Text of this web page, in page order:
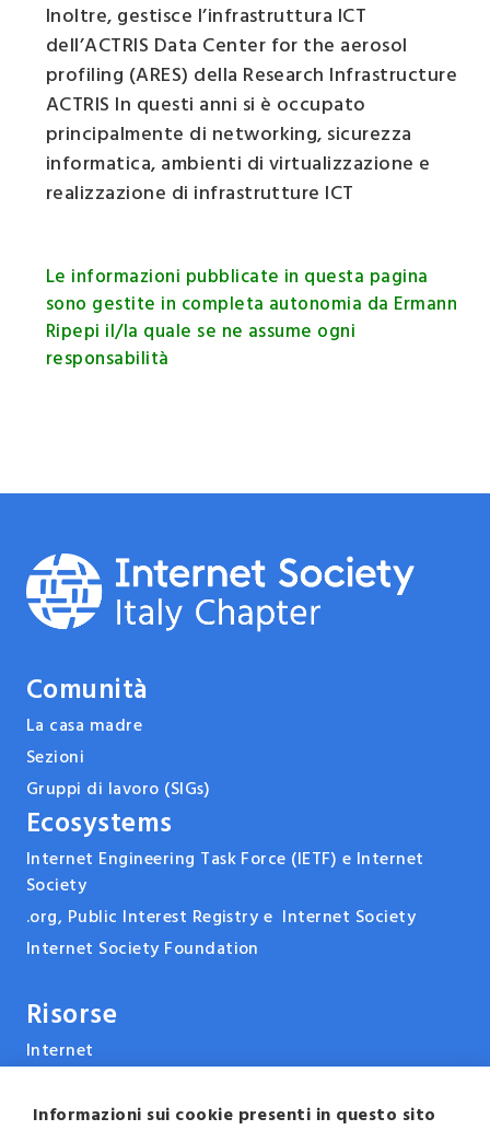
Inoltre, gestisce l’infrastruttura ICT
dell’ACTRIS Data Center for the aerosol
profiling (ARES) della Research Infrastructure
ACTRIS In questi anni si è occupato
principalmente di networking, sicurezza
informatica, ambienti di virtualizzazione e
realizzazione di infrastrutture ICT
Le informazioni pubblicate in questa pagina
sono gestite in completa autonomia da Ermann
Ripepi il/la quale se ne assume ogni
responsabilità
Comunità
La casa madre
Sezioni
Gruppi di lavoro (SIGs)
Ecosystems
Internet Engineering Task Force (IETF) e Internet
Society
.org, Public Interest Registry e Internet Society
Internet Society Foundation
Risorse
Internet
Tecnologie
Informazioni sui cookie presenti in questo sito